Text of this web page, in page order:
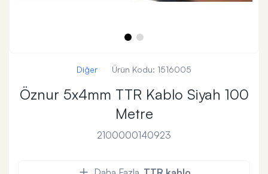
Diğer Ürün Kodu: 1516005
Öznur 5x4mm TTR Kablo Siyah 100
Metre
2100000140923